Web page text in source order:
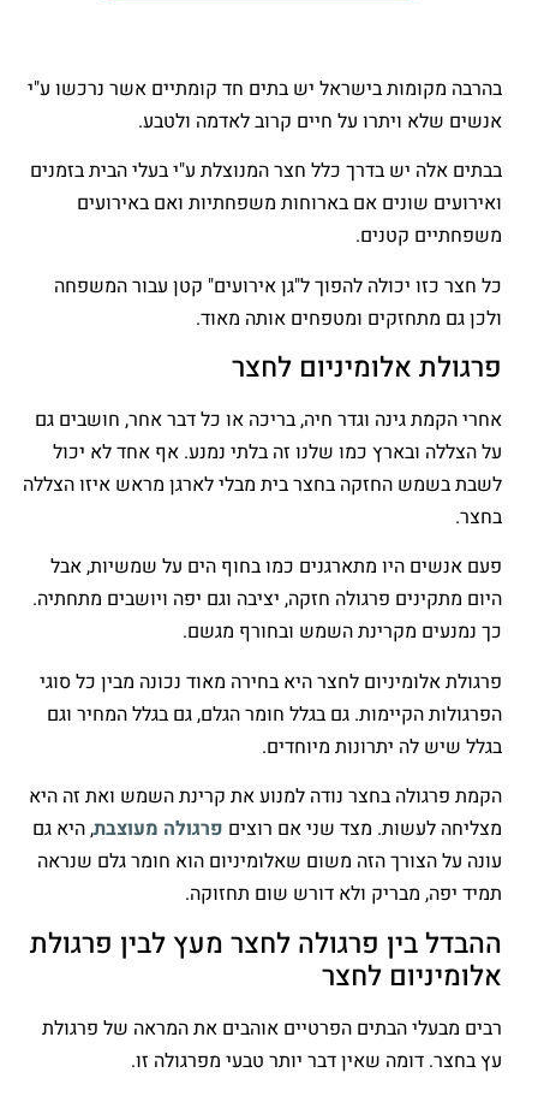
בהרבה מקומות בישראל יש בתים חד קומתיים אשר נרכשו ע"י
אנשים שלא ויתרו על חיים קרוב לאדמה ולטבע.
בבתים אלה יש בדרך כלל חצר המנוצלת ע"י בעלי הבית בזמנים
ואירועים שונים אם בארוחות משפחתיות ואם באירועים
משפחתיים קטנים.
כל חצר כזו יכולה להפוך ל"גן אירועים" קטן עבור המשפחה
ולכן גם מתחזקים ומטפחים אותה מאוד.
פרגולת אלומיניום לחצר
אחרי הקמת גינה וגדר חיה, בריכה או כל דבר אחר, חושבים גם
על הצללה ובארץ כמו שלנו זה בלתי נמנע. אף אחד לא יכול
לשבת בשמש החזקה בחצר בית מבלי לארגן מראש איזו הצללה
בחצר.
פעם אנשים היו מתארגנים כמו בחוף הים על שמשיות, אבל
היום מתקינים פרגולה חזקה, יציבה וגם יפה ויושבים מתחתיה.
כך נמנעים מקרינת השמש ובחורף מגשם.
פרגולת אלומיניום לחצר היא בחירה מאוד נכונה מבין כל סוגי
הפרגולות הקיימות. גם בגלל חומר הגלם, גם בגלל המחיר וגם
בגלל שיש לה יתרונות מיוחדים.
הקמת פרגולה בחצר נודה למנוע את קרינת השמש ואת זה היא
מצליחה לעשות. מצד שני אם רוצים פרגולה מעוצבת, היא גם
עונה על הצורך הזה משום שאלומיניום הוא חומר גלם שנראה
תמיד יפה, מבריק ולא דורש שום תחזוקה.
ההבדל בין פרגולה לחצר מעץ לבין פרגולת
אלומיניום לחצר
רבים מבעלי הבתים הפרטיים אוהבים את המראה של פרגולת
עץ בחצר. דומה שאין דבר יותר טבעי מפרגולה זו.